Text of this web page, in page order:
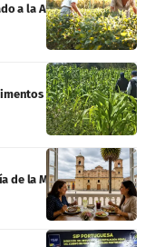
a la ANT por trámites
para proteger el
de la Madre este 2026